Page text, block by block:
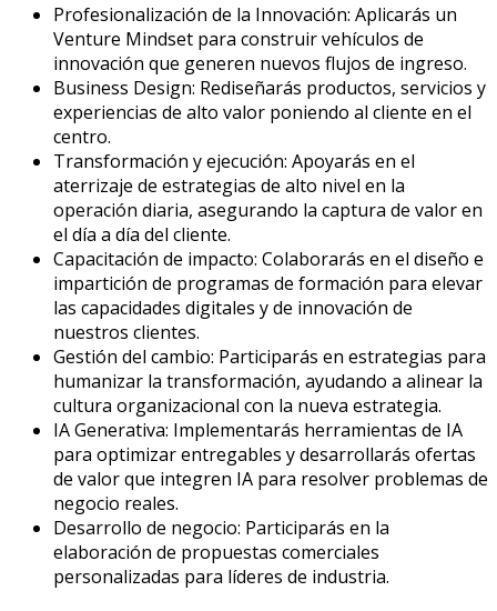
Profesionalización de la Innovación: Aplicarás un
Venture Mindset para construir vehículos de
innovación que generen nuevos flujos de ingreso.
Business Design: Rediseñarás productos, servicios y
experiencias de alto valor poniendo al cliente en el
centro.
Transformación yejecución: Apoyarás en el
aterrizaje de estrategias de alto nivel en la
operación diaria, asegurando la captura de valor en
el día a día del cliente.
Capacitación de impacto: Colaborarás en el diseño e
impartición de programas de formación para elevar
las capacidades digitales y de innovación de
nuestros clientes.
Gestión del cambio: Participarás en estrategias para
humanizar la transformación, ayudando a alinear la
cultura organizacional con la nueva estrategia.
IA Generativa: Implementarás herramientas de IA
para optimizar entregables y desarrollarás ofertas
de valor que integren IA para resolver problemas de
negocio reales.
Desarrollo de negocio: Participarás en la
elaboración de propuestas comerciales
personalizadas para líderes de industria.